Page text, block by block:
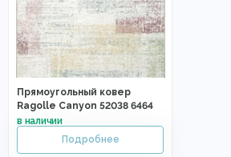
Прямоугольный ковер
Ragolle Canyon 52038 6464